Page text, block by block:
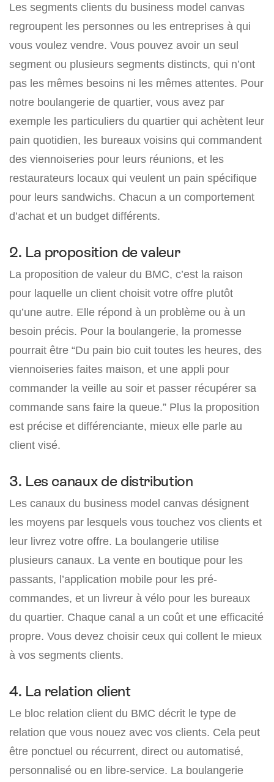
Les segments clients du business model canvas
regroupent les personnes ou les entreprises à qui
vous voulez vendre. Vous pouvez avoir un seul
segment ou plusieurs segments distincts, qui n’ont
pas les mêmes besoins ni les mêmes attentes. Pour
notre boulangerie de quartier, vous avez par
exemple les particuliers du quartier qui achètent leur
pain quotidien, les bureaux voisins qui commandent
des viennoiseries pour leurs réunions, et les
restaurateurs locaux qui veulent un pain spécifique
pour leurs sandwichs. Chacun a un comportement
d’achat et un budget différents.
2. La proposition de valeur
La proposition de valeur du BMC, c’est la raison
pour laquelle un client choisit votre offre plutôt
qu’une autre. Elle répond à un problème ou à un
besoin précis. Pour la boulangerie, la promesse
pourrait être “Du pain bio cuit toutes les heures, des
viennoiseries faites maison, et une appli pour
commander la veille au soir et passer récupérer sa
commande sans faire la queue.” Plus la proposition
est précise et différenciante, mieux elle parle au
client visé.
3. Les canaux de distribution
Les canaux du business model canvas désignent
les moyens par lesquels vous touchez vos clients et
leur livrez votre offre. La boulangerie utilise
plusieurs canaux. La vente en boutique pour les
passants, l’application mobile pour les pré-
commandes, et un livreur à vélo pour les bureaux
du quartier. Chaque canal a un coût et une efficacité
propre. Vous devez choisir ceux qui collent le mieux
à vos segments clients.
4. La relation client
Le bloc relation client du BMC décrit le type de
relation que vous nouez avec vos clients. Cela peut
être ponctuel ou récurrent, direct ou automatisé,
personnalisé ou en libre-service. La boulangerie